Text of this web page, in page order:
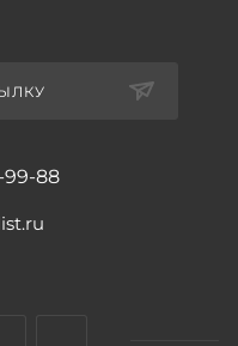
99-88